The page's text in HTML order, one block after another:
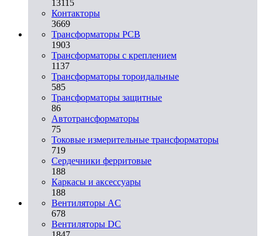
13115
Контакторы
3669
Трансформаторы PCB
1903
Трансформаторы с креплением
1137
Трансформаторы тороидальные
585
Трансформаторы защитные
86
Автотрансформаторы
75
Токовые измерительные трансформаторы
719
Сердечники ферритовые
188
Каркасы и аксессуары
188
Вентиляторы AC
678
Вентиляторы DC